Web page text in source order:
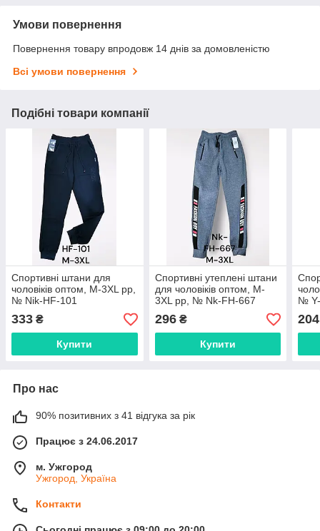
Умови повернення
Повернення товару впродовж 14 днів за домовленістю
Всі умови повернення
Подібні товари компанії
Спортивні штани для
чоловіків оптом, M-3XL рр,
№ Nik-HF-101
333 ₴
Купити
Спортивні утеплені штани
для чоловіків оптом, M-
3XL рр, № Nk-FH-667
296₴
Купити
№
204
Про нас
90% позитивних з 41 відгука за рік
Працює з 24.06.2017
м. Ужгород
Ужгород, Україна
Контакти